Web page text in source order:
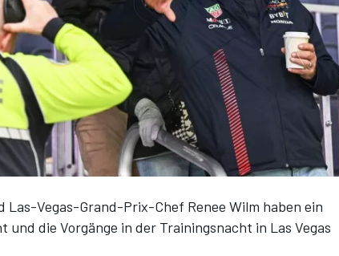
Las-Vegas-Grand-Prix-Chef Renee Wilm haben ein
die Vorgänge in der Trainingsnacht in Las Vegas